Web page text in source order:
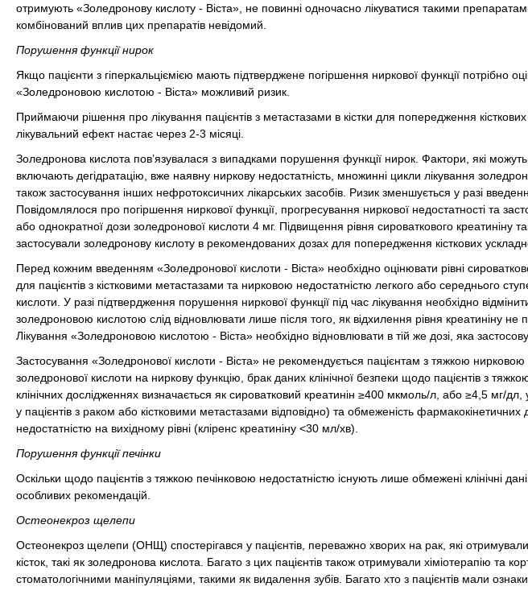
отримують «Золедронову кислоту - Віста», не повинні одночасно лікуватися такими
комбінований вплив цих препаратів невідомий.
Порушення функції нирок
Якщо пацієнти з гіперкальціємією мають підтверджене погіршення ниркової функції потрібно
«Золедроновою кислотою - Віста» можливий ризик.
Приймаючи рішення про лікування пацієнтів з метастазами в кістки для попередження
лікувальний ефект настає через 2-3 місяці.
Золедронова кислота пов’язувалася з випадками порушення функції нирок. Фактори, які можуть
включають дегідратацію, вже наявну ниркову недостатність, множинні цикли лікування
також застосування інших нефротоксичних лікарських засобів. Ризик зменшується у разі
Повідомлялося про погіршення ниркової функції, прогресування ниркової недостатності та
або однократної дози золедронової кислоти 4 мг. Підвищення рівня сироваткового креатиніну
застосували золедронову кислоту в рекомендованих дозах для попередження кісткових
Перед кожним введенням «Золедронової кислоти - Віста» необхідно оцінювати рівні
для пацієнтів з кістковими метастазами та нирковою недостатністю легкого або середнього
кислоти. У разі підтвердження порушення ниркової функції під час лікування необхідно
золедроновою кислотою слід відновлювати лише після того, як відхилення рівня креатиніну не
Лікування «Золедроновою кислотою - Віста» необхідно відновлювати в тій же дозі, яка
Застосування «Золедронової кислоти - Віста» не рекомендується пацієнтам з тяжкою
золедронової кислоти на ниркову функцію, брак даних клінічної безпеки щодо пацієнтів з
клінічних дослідженнях визначається як сироватковий креатинін ≥400 мкмоль/л, або ≥4,5 мг/
у пацієнтів з раком або кістковими метастазами відповідно) та обмеженість
недостатністю на вихідному рівні (кліренс креатиніну ˂30 мл/хв).
Порушення функції печінки
Оскільки щодо пацієнтів з тяжкою печінковою недостатністю існують лише обмежені клінічні
особливих рекомендацій.
Остеонекроз щелепи
Остеонекроз щелепи (ОНЩ) спостерігався у пацієнтів, переважно хворих на рак, які
кісток, такі як золедронова кислота. Багато з цих пацієнтів також отримували хіміотерапію та
стоматологічними маніпуляціями, такими як видалення зубів. Багато хто з пацієнтів мали